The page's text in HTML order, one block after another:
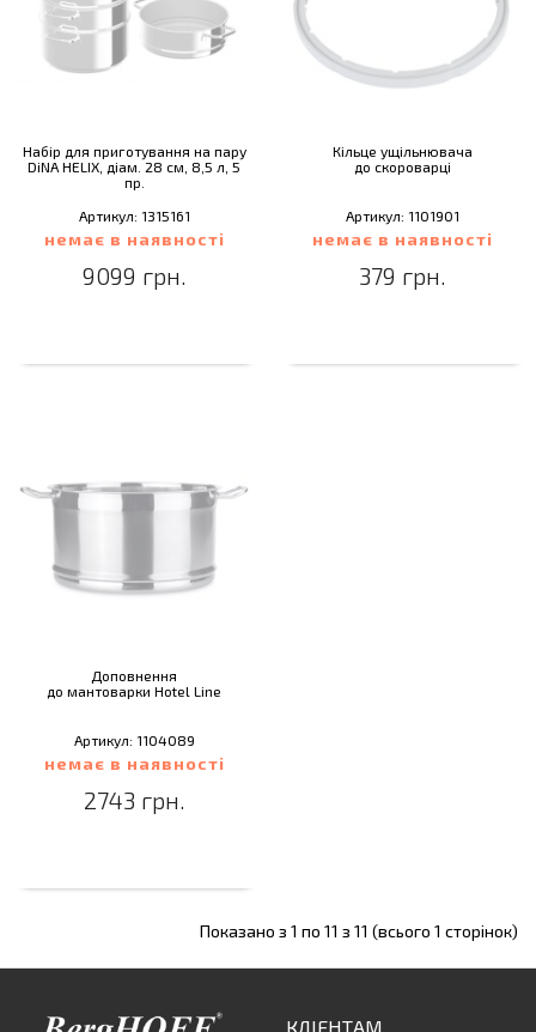
Набір для приготування на пару
DiNA HELIX, діам. 28 см, 8,5 л, 5
пр.
Артикул: 1315161
немає в наявності
9099 грн.
Кільце ущільнювача
до скороварці
Артикул: 1101901
немає в наявності
379 грн.
Доповнення
до мантоварки Hotel Line
Артикул: 1104089
немає в наявності
2743 грн.
Показано з 1 по 11 з 11 (всього 1 сторінок)
КЛІЕНТАМ